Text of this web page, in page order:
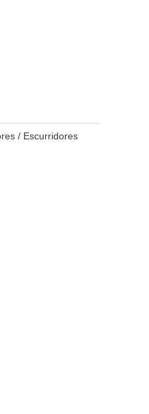
/ Escurridores